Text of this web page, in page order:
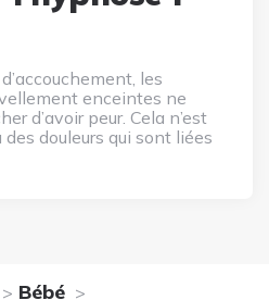
les
enceintes ne
d’avoir peur. Cela n’est
douleurs qui sont liées
Bébé